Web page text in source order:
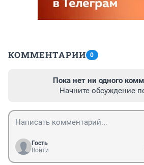
КОММЕНТАРИИ 0
Пока нет ни одного
Начните обсуждение
Гость
Войти